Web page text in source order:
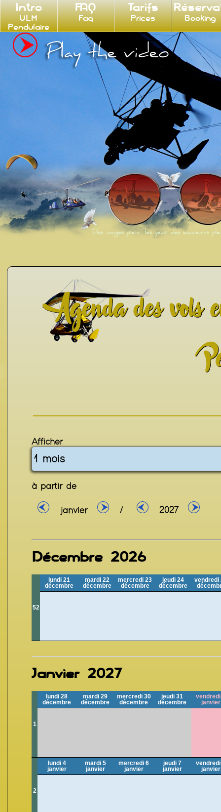
Intro
ULM
Pendulaire
FAQ
Faq
Tarifs
Prices Booking
Agenda des
à partir de
janvier / 2027
Décembre 2026
52
lundi 21
décembre
mardi 22
décembre
mercredi 23
décembre
jeudi 24
décembre
vendredi
Janvier 2027
1
lundi 28
décembre
mardi 29
décembre
mercredi 30
décembre
jeudi 31
décembre
vendredi
janvier
2
lundi 4
janvier
mardi 5
janvier
mercredi 6
janvier
jeudi 7
janvier
vendredi
janvier